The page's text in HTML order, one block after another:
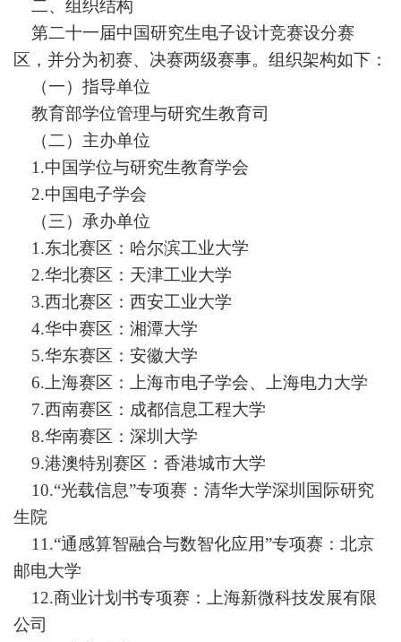
二、组织结构
第二十一届中国研究生电子设计竞赛设分赛
区，并分为初赛、决赛两级赛事。组织架构如下：
（一）指导单位
教育部学位管理与研究生教育司
（二）主办单位
1.中国学位与研究生教育学会
2.中国电子学会
（三）承办单位
1.东北赛区：哈尔滨工业大学
2.华北赛区：天津工业大学
3.西北赛区：西安工业大学
4.华中赛区：湘潭大学
5.华东赛区：安徽大学
6.上海赛区：上海市电子学会、上海电力大学
7.西南赛区：成都信息工程大学
8.华南赛区：深圳大学
9.港澳特别赛区：香港城市大学
10.“光载信息”专项赛：清华大学深圳国际研究
生院
11.“通感算智融合与数智化应用”专项赛：北京
邮电大学
12.商业计划书专项赛：上海新微科技发展有限
公司